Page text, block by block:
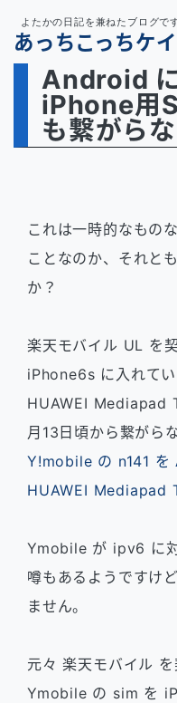
よたかの日記を兼ねたブログで
あっちこっちケ
Android
iPhone用
も繋がら
これは一時的なもの
ことなのか、それと
か？
楽天モバイル UL を
iPhone6s に入れて
HUAWEI Mediapad
月13日頃から繋がら
Y!mobile の n141 を
HUAWEI Mediapad
Ymobile が ipv6 に
噂もあるようですけ
ません。
元々 楽天モバイル
Ymobile の sim を